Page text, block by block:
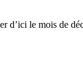
d’ici le mois de